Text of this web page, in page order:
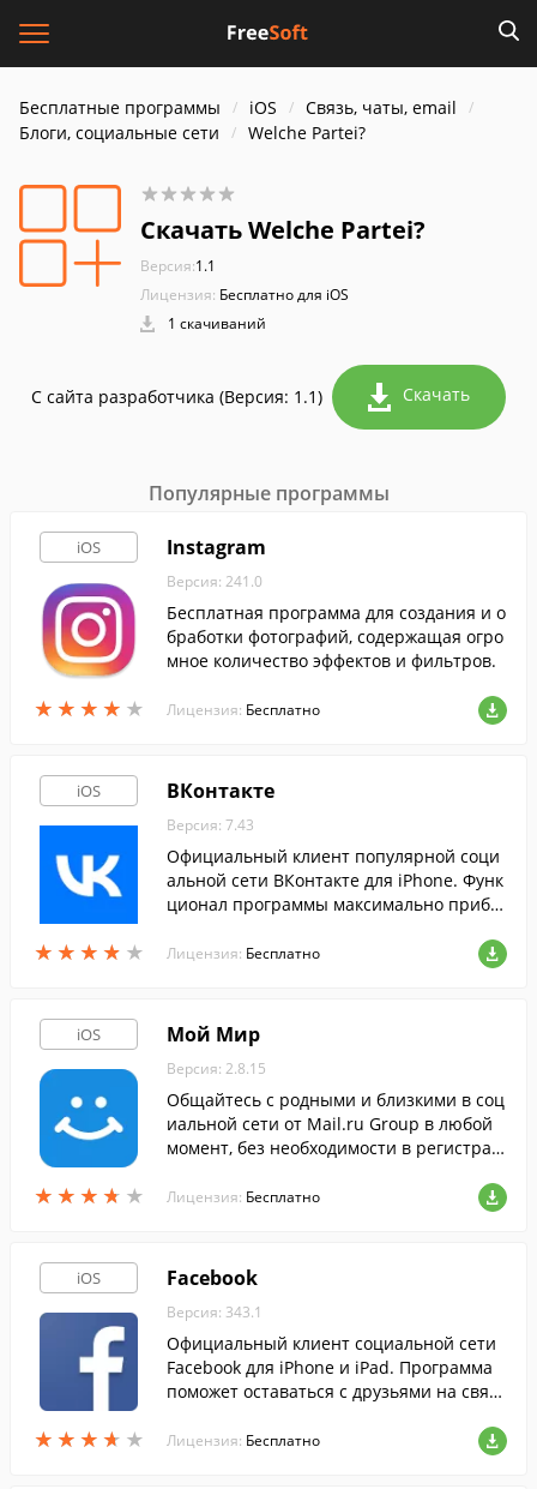
Бесплатные программы iOS
Связь, чаты, email
Блоги, социальные сети
Welche Partei?
Скачать Welche Partei?
Версия:1.1
Лицензия: Бесплатно для iOS
1 скачиваний
С сайта разработчика (Версия: 1.1) Скачать
Популярные программы
iOS
★ ★ ★ ★ ★
★ ★ ★ ★ ★
Instagram
Версия: 241.0
Бесплатная программа для создания и о
бработки фотографий, содержащая огро
мное количество эффектов и фильтров.
Лицензия: Бесплатно
iOS
★ ★ ★ ★ ★
★ ★ ★ ★ ★
ВКонтакте
Версия: 7.43
Официальный клиент популярной соци
альной сети ВКонтакте для iPhone. Функ
ционал программы максимально прибл
Лицензия: Бесплатно
iOS
★ ★ ★ ★ ★
★ ★ ★ ★ ★
Мой Мир
Версия: 2.8.15
Общайтесь с родными и близкими в соц
иальной сети от Mail.ru Group в любой
момент, без необходимости в регистрац
Лицензия: Бесплатно
iOS
★ ★ ★ ★ ★
★ ★ ★ ★ ★
Facebook
Версия: 343.1
Официальный клиент социальной сети
Facebook для iPhone и iPad. Программа
поможет оставаться с друзьями на связ
и событиями своей жизни.
Лицензия: Бесплатно